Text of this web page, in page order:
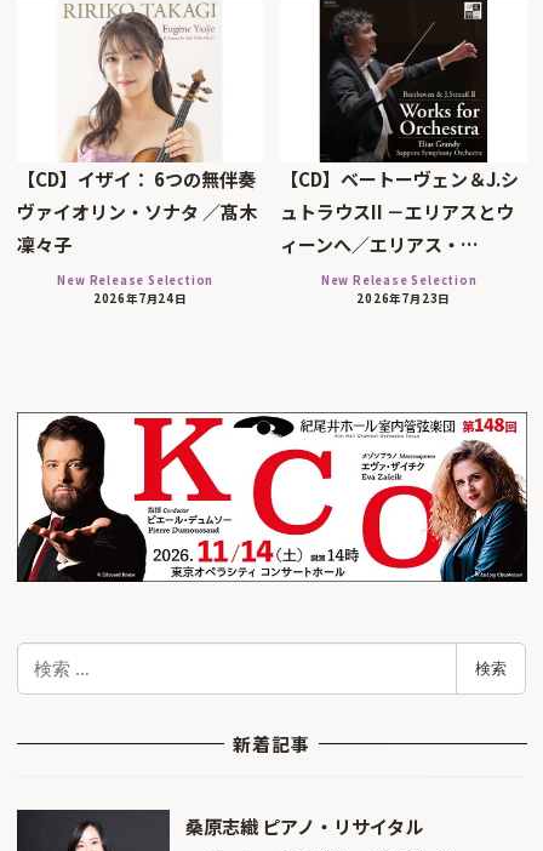
【CD】イザイ： 6つの無伴奏
ヴァイオリン・ソナタ ／髙木
凜々子
New Release Selection
2026年7月24日
【CD】ベートーヴェン＆J.シ
ュトラウスII －エリアスとウ
ィーンへ／エリアス・…
New Release Selection
2026年7月23日
検索
新着記事
桑原志織 ピアノ・リサイタル